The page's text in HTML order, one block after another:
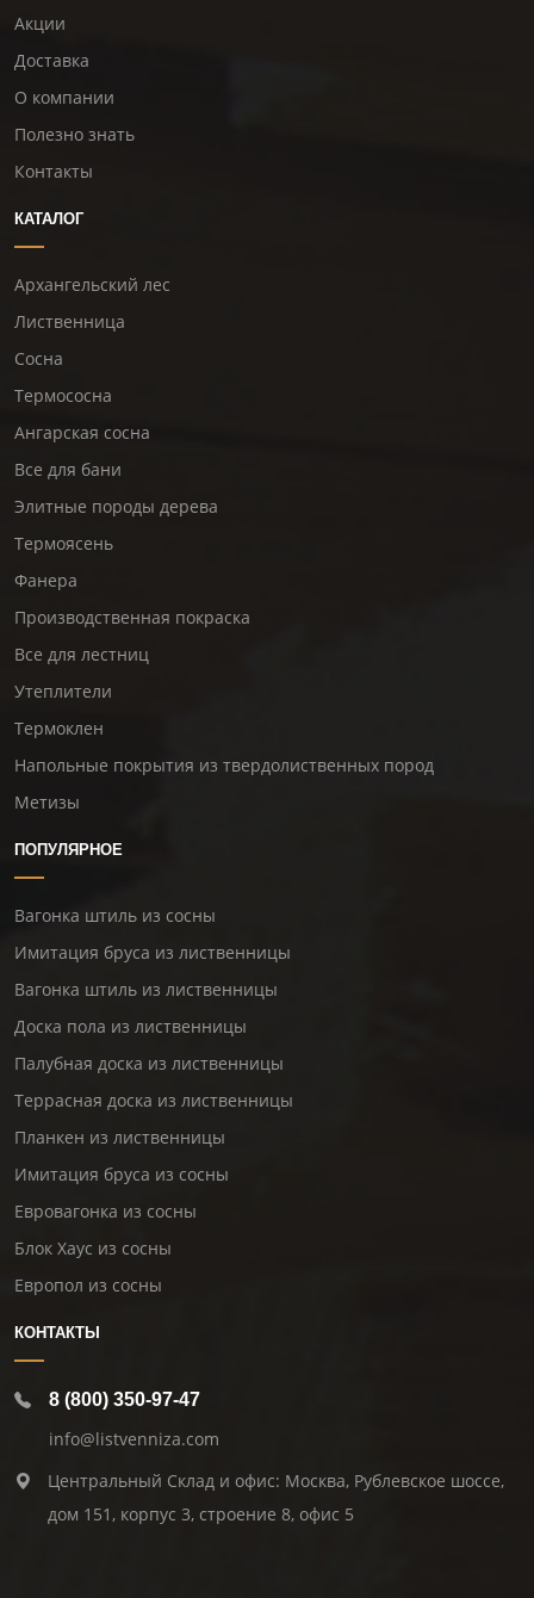
Акции
Доставка
О компании
Полезно знать
Контакты
КАТАЛОГ
Архангельский лес
Лиственница
Сосна
Термососна
Ангарская сосна
Все для бани
Элитные породы дерева
Термоясень
Фанера
Производственная покраска
Все для лестниц
Утеплители
Термоклен
Напольные покрытия из твердолиственных пород
Метизы
ПОПУЛЯРНОЕ
Вагонка штиль из сосны
Имитация бруса из лиственницы
Вагонка штиль из лиственницы
Доска пола из лиственницы
Палубная доска из лиственницы
Террасная доска из лиственницы
Планкен из лиственницы
Имитация бруса из сосны
Евровагонка из сосны
Блок Хаус из сосны
Европол из сосны
КОНТАКТЫ
8 (800) 350-97-47
info@listvenniza.com
Центральный Склад и офис: Москва, Рублевское шоссе,
дом 151, корпус 3, строение 8, офис 5